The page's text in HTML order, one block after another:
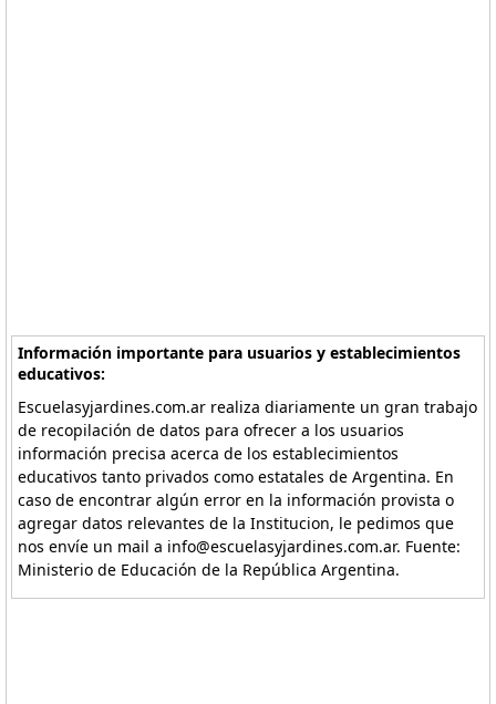
Información importante para usuarios y establecimientos
educativos:
Escuelasyjardines.com.ar realiza diariamente un gran trabajo
de recopilación de datos para ofrecer a los usuarios
información precisa acerca de los establecimientos
educativos tanto privados como estatales de Argentina. En
caso de encontrar algún error en la información provista o
agregar datos relevantes de la Institucion, le pedimos que
nos envíe un mail a info@escuelasyjardines.com.ar. Fuente:
Ministerio de Educación de la República Argentina.